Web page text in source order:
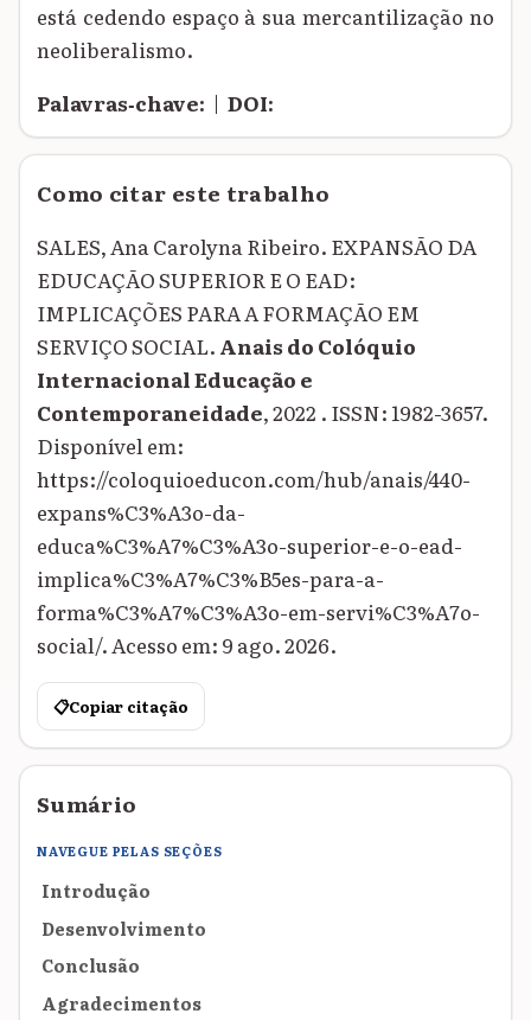
está cedendo espaço à sua mercantilização no
neoliberalismo.
Palavras‑chave: | DOI:
Como citar este trabalho
SALES, Ana Carolyna Ribeiro. EXPANSÃO DA
EDUCAÇÃO SUPERIOR E O EAD:
IMPLICAÇÕES PARA A FORMAÇÃO EM
SERVIÇO SOCIAL. Anais do Colóquio
Internacional Educação e
Contemporaneidade, 2022 . ISSN: 1982-3657.
Disponível em:
https://coloquioeducon.com/hub/anais/440-
expans%C3%A3o-da-
educa%C3%A7%C3%A3o-superior-e-o-ead-
implica%C3%A7%C3%B5es-para-a-
forma%C3%A7%C3%A3o-em-servi%C3%A7o-
social/. Acesso em: 9 ago. 2026.
📋Copiar citação
Sumário
NAVEGUE PELAS SEÇÕES
Introdução
Desenvolvimento
Conclusão
Agradecimentos